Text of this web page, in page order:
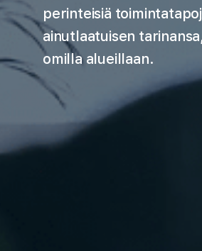
perinteisiä
ainutlaatuisen
omilla alueillaan.